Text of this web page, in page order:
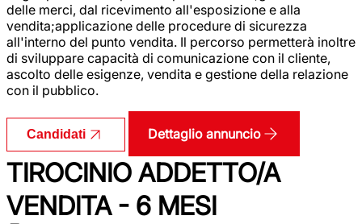
delle merci, dal ricevimento all'esposizione e alla
vendita;applicazione delle procedure di sicurezza
all'interno del punto vendita. Il percorso permetterà inoltre
di sviluppare capacità di comunicazione con il cliente,
ascolto delle esigenze, vendita e gestione della relazione
con il pubblico.
Candidati Dettaglio annuncio
TIROCINIO ADDETTO/A
VENDITA - 6 MESI